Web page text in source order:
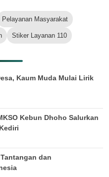
Pelayanan Masyarakat
Stiker Layanan 110
Kaum Muda Mulai Lirik
Kebun Dhoho Salurkan
dan